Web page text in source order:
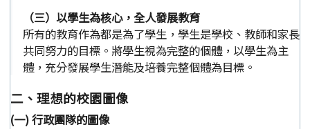
（三）以學生為核心，全人發展教育
所有的教育作為都是為了學生，學生是學校、教師和家長
共同努力的目標。將學生視為完整的個體，以學生為主
體，充分發展學生潛能及培養完整個體為目標。
二、理想的校園圖像
(一) 行政團隊的圖像